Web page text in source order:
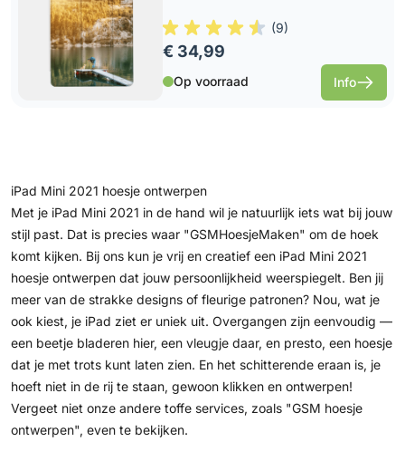
(9)
€ 34,99
Op voorraad Info
iPad Mini 2021 hoesje ontwerpen
Met je iPad Mini 2021 in de hand wil je natuurlijk iets wat bij jouw
stijl past. Dat is precies waar "GSMHoesjeMaken" om de hoek
komt kijken. Bij ons kun je vrij en creatief een iPad Mini 2021
hoesje ontwerpen dat jouw persoonlijkheid weerspiegelt. Ben jij
meer van de strakke designs of fleurige patronen? Nou, wat je
ook kiest, je iPad ziet er uniek uit. Overgangen zijn eenvoudig —
een beetje bladeren hier, een vleugje daar, en presto, een hoesje
dat je met trots kunt laten zien. En het schitterende eraan is, je
hoeft niet in de rij te staan, gewoon klikken en ontwerpen!
Vergeet niet onze andere toffe services, zoals "GSM hoesje
ontwerpen", even te bekijken.